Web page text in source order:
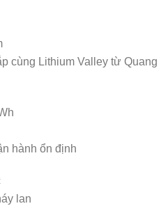
cùng Lithium Valley từ Quang
hành ổn định
lan